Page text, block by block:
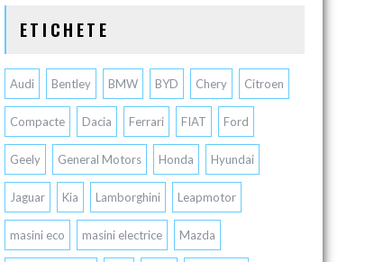
ETICHETE
Audi Bentley BMW BYD Chery Citroen
Compacte Dacia Ferrari FIAT Ford
Geely General Motors Honda Hyundai
Jaguar Kia Lamborghini Leapmotor
masini eco masini electrice Mazda